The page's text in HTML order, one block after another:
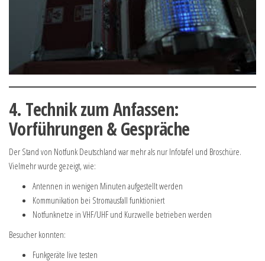
4. Technik zum Anfassen:
Vorführungen & Gespräche
Der Stand von Notfunk Deutschland war mehr als nur Infotafel und Broschüre.
Vielmehr wurde gezeigt, wie:
Antennen in wenigen Minuten aufgestellt werden
Kommunikation bei Stromausfall funktioniert
Notfunknetze in VHF/UHF und Kurzwelle betrieben werden
Besucher konnten:
Funkgeräte live testen